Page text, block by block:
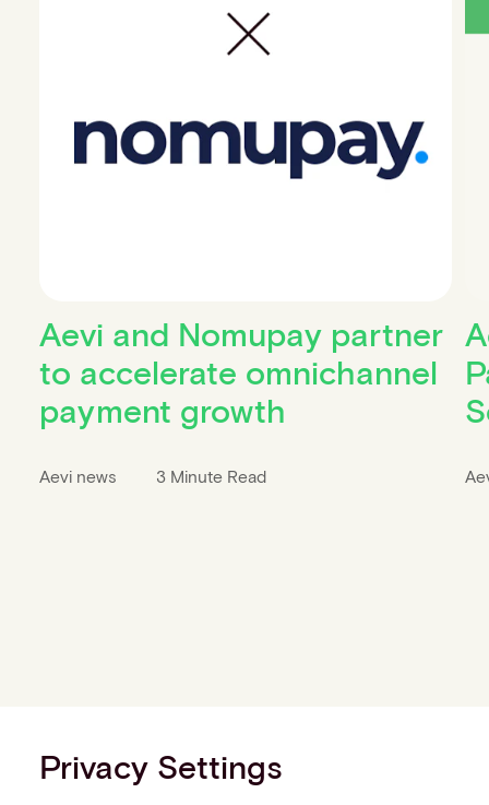
Aevi and Nomupay partner
to accelerate omnichannel
payment growth
Aevi news 3 Minute Read
Privacy Settings